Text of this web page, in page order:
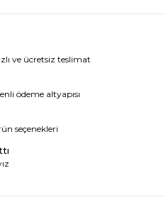
ve ücretsiz teslimat
ödeme altyapısı
seçenekleri